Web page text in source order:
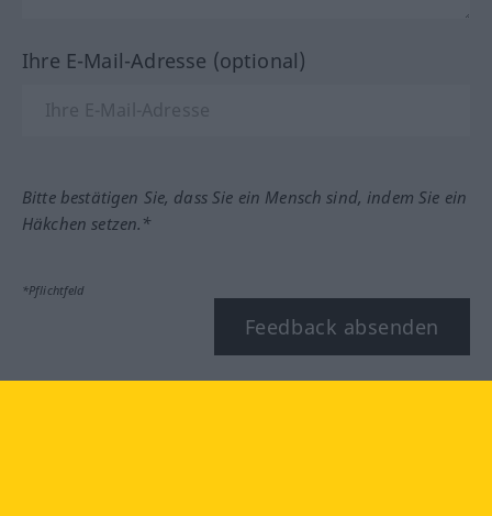
Ihre E-Mail-Adresse (optional)
Bitte bestätigen Sie, dass Sie ein Mensch sind, indem Sie ein
Häkchen setzen.*
*Pflichtfeld
Feedback absenden